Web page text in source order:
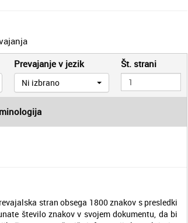
Prevajanje v jezik
Ni izbrano
Št. strani
stran obsega 1800 znakov s presledki
število znakov v svojem dokumentu, da bi